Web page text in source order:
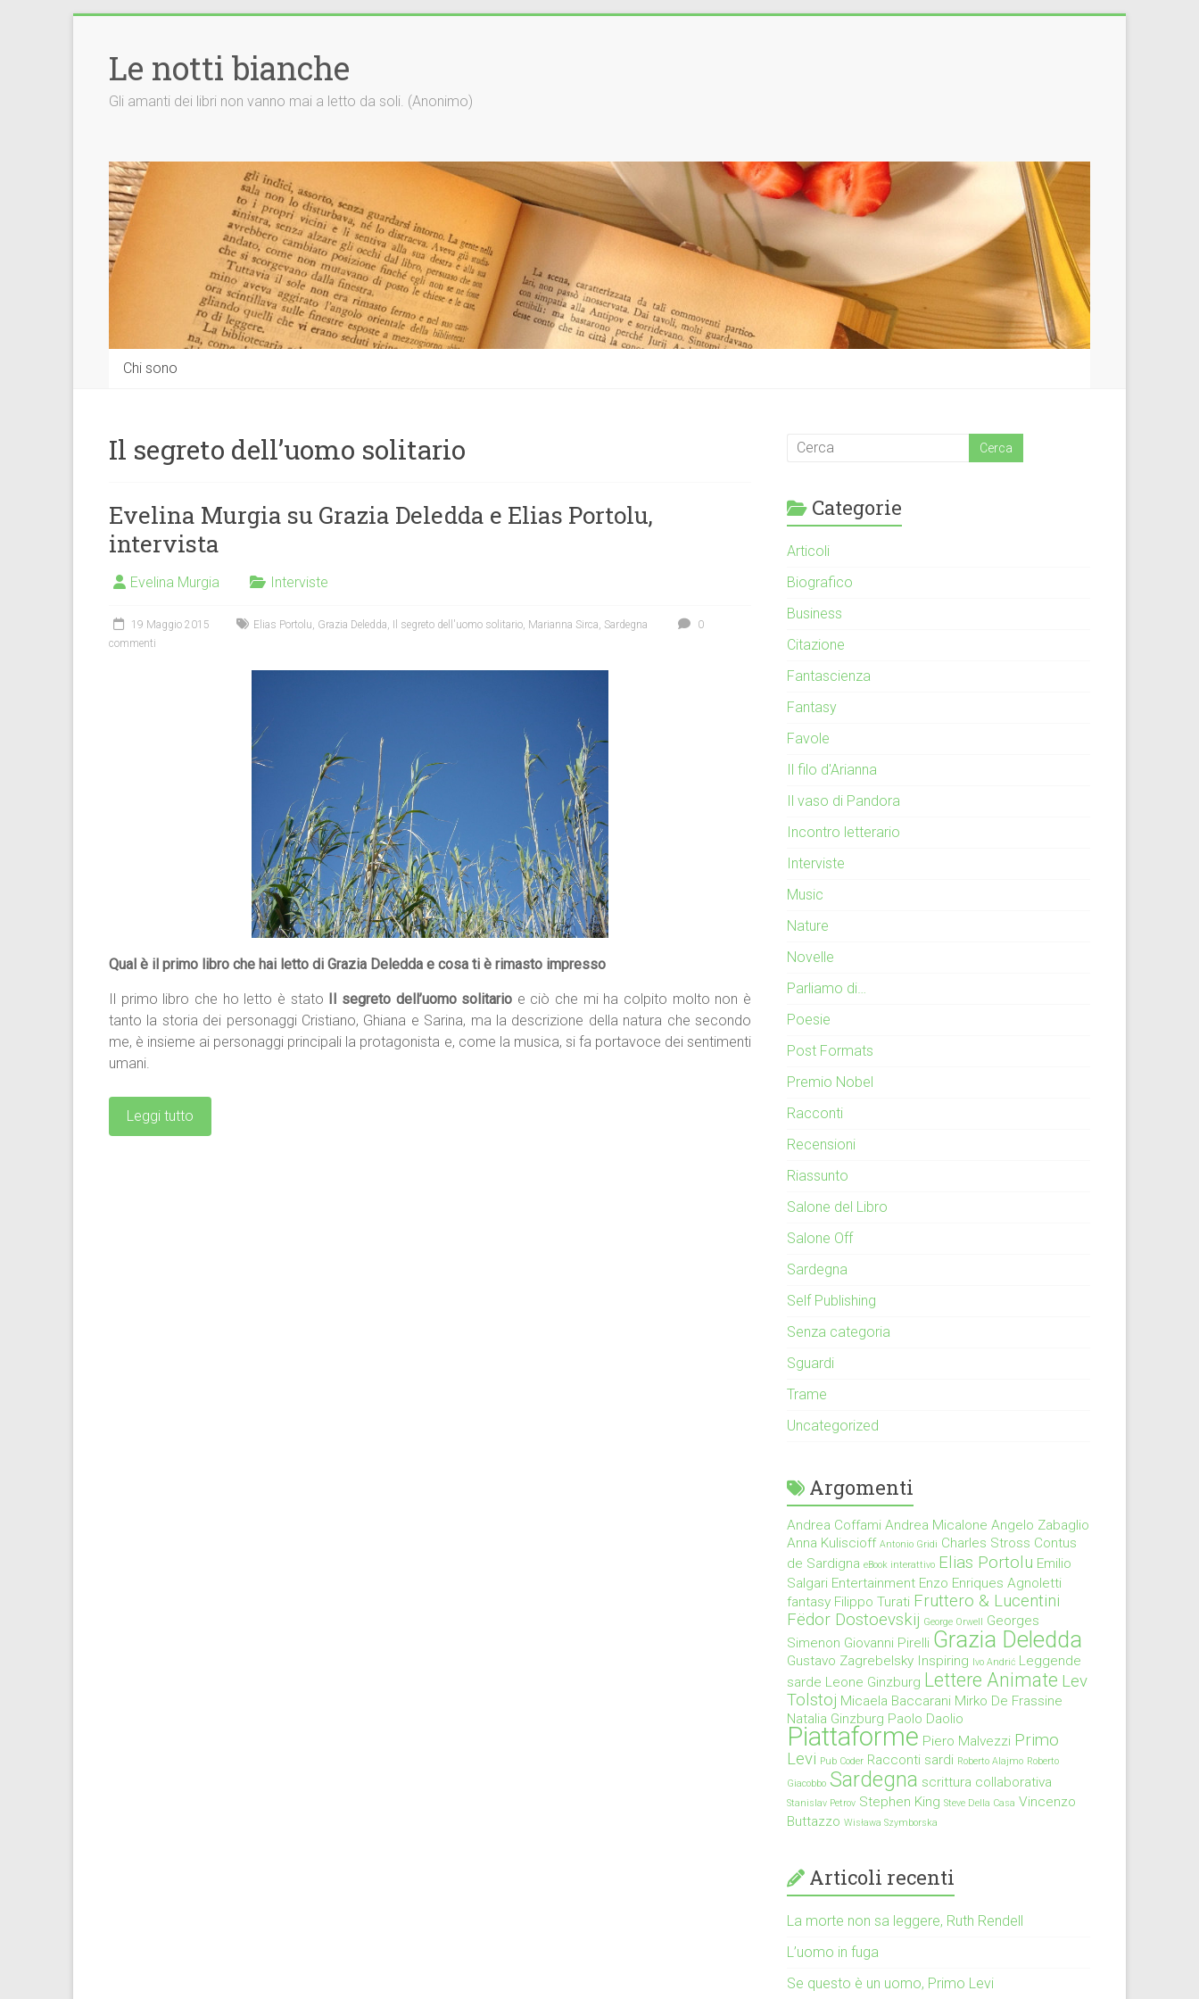
contenutoLe notti bianche
Gli amanti dei libri non vanno mai a letto da soli. (Anonimo)
Chi sono
Il segreto dell’uomo solitario
Evelina Murgia su Grazia Deledda e Elias Portolu,
intervista
Evelina Murgia Interviste
19 Maggio 2015 Elias Portolu Grazia Deledda Il segreto dell'uomo solitario Marianna Sirca Sardegna
0
commenti
Qual è il primo libro che hai letto di Grazia Deledda e cosa ti è rimasto impresso
Il primo libro che ho letto è stato Il segreto dell’uomo solitario e ciò che mi ha colpito molto non è
tanto la storia dei personaggi Cristiano, Ghiana e Sarina, ma la descrizione della natura che secondo
me, è insieme ai personaggi principali la protagonista e, come la musica, si fa portavoce dei sentimenti
umani.
Leggi tutto
Categorie
Articoli
Biografico
Business
Citazione
Fantascienza
Fantasy
Favole
Il filo d'Arianna
Il vaso di Pandora
Incontro letterario
Interviste
Music
Nature
Novelle
Parliamo di…
Poesie
Post Formats
Premio Nobel
Racconti
Recensioni
Riassunto
Salone del Libro
Salone Off
Sardegna
Self Publishing
Senza categoria
Sguardi
Trame
Uncategorized
Argomenti
Andrea Coffami Andrea Micalone Angelo Zabaglio
Anna Kuliscioff Antonio Gridi Charles Stross Contus
de Sardigna eBook interattivo Elias Portolu Emilio
Salgari Entertainment Enzo Enriques Agnoletti
fantasy Filippo Turati Fruttero & Lucentini
Fëdor Dostoevskij George Orwell Georges
Simenon Giovanni Pirelli Grazia Deledda
Gustavo Zagrebelsky Inspiring Ivo Andrić Leggende
sarde Leone Ginzburg Lettere Animate Lev
Tolstoj Micaela Baccarani Mirko De Frassine
Natalia Ginzburg Paolo Daolio
Piattaforme Piero Malvezzi Primo
Levi Pub Coder Racconti sardi Roberto Alajmo Roberto
Giacobbo Sardegna scrittura collaborativa
Stanislav Petrov Stephen King Steve Della Casa Vincenzo
Buttazzo Wisława Szymborska
Articoli recenti
La morte non sa leggere, Ruth Rendell
L’uomo in fuga
Se questo è un uomo, Primo Levi